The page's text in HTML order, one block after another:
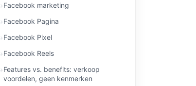
Facebook marketing
Facebook Pagina
Facebook Pixel
Facebook Reels
Features vs. benefits: verkoop
voordelen, geen kenmerken